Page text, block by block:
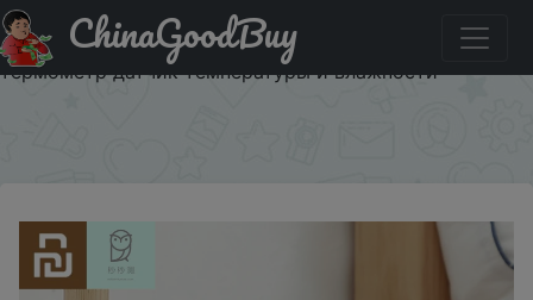
Акція на Xiaomi MiaoMiaoCe E Link INK LCD экран
цифровые часы измеритель влажности Высокоточный
термометр датчик температуры и влажности
ChinaGoodBuy